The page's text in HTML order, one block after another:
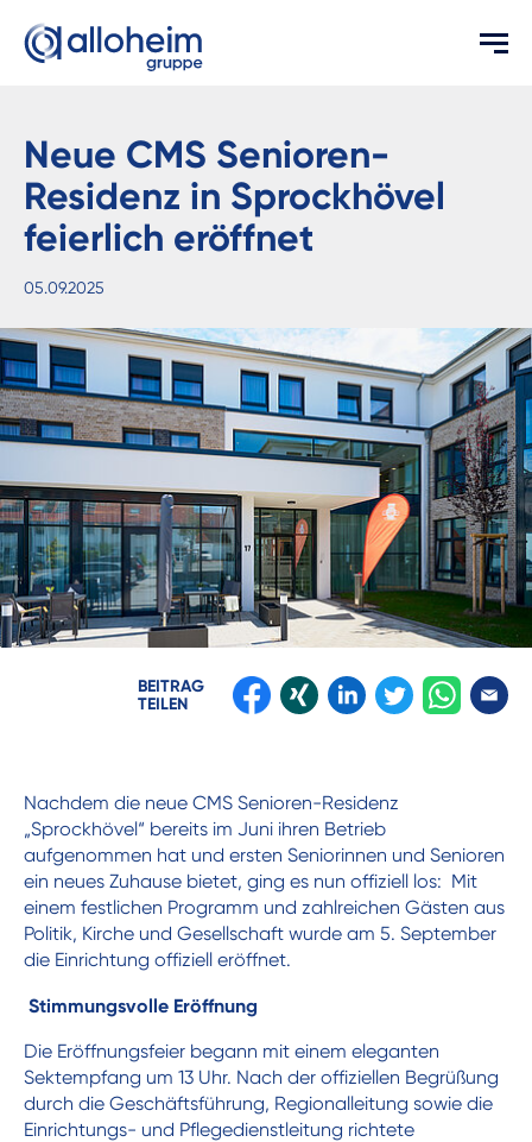
Neue CMS Senioren-
Residenz in Sprockhövel
feierlich eröffnet
05.09.2025
BEITRAG
TEILEN
Nachdem die neue CMS Senioren-Residenz
„Sprockhövel“ bereits im Juni ihren Betrieb
aufgenommen hat und ersten Seniorinnen und Senioren
ein neues Zuhause bietet, ging es nun offiziell los: Mit
einem festlichen Programm und zahlreichen Gästen aus
Politik, Kirche und Gesellschaft wurde am 5. September
die Einrichtung offiziell eröffnet.
Stimmungsvolle Eröffnung
Die Eröffnungsfeier begann mit einem eleganten
Sektempfang um 13 Uhr. Nach der offiziellen Begrüßung
durch die Geschäftsführung, Regionalleitung sowie die
Einrichtungs- und Pflegedienstleitung richtete